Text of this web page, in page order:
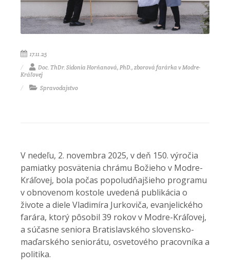
17.11.25
Doc. ThDr. Sidonia Horňanová, PhD., zborová farárka v Modre-
Kráľovej
Spravodajstvo
V nedeľu, 2. novembra 2025, v deň 150. výročia
pamiatky posvätenia chrámu Božieho v Modre-
Kráľovej, bola počas popoludňajšieho programu
v obnovenom kostole uvedená publikácia o
živote a diele Vladimíra Jurkoviča, evanjelického
farára, ktorý pôsobil 39 rokov v Modre-Kráľovej,
a súčasne seniora Bratislavského slovensko-
maďarského seniorátu, osvetového pracovníka a
politika.